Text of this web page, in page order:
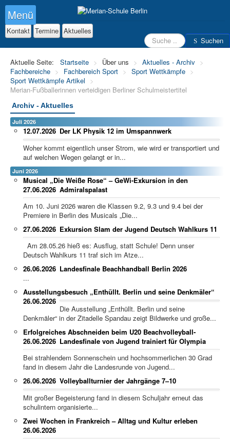
Suchen Suchen
Kontakt Termine Aktuelles
Menü
Aktuelle Seite: Startseite > Über uns > Aktuelles - Archiv >
Fachbereiche > Fachbereich Sport > Sport Wettkämpfe >
Sport Wettkämpfe Artikel
>
Merian-Fußballerinnen verteidigen Berliner Schulmeistertitel
Archiv - Aktuelles
Juli 2026
Der LK Physik 12 im Umspannwerk
12.07.2026
Woher kommt eigentlich unser Strom, wie wird er transportiert und
auf welchen Wegen gelangt er in...
Juni 2026
Musical „Die Weiße Rose“ – GeWi-Exkursion in den
Admiralspalast
27.06.2026
Am 10. Juni 2026 waren die Klassen 9.2, 9.3 und 9.4 bei der
Premiere in Berlin des Musicals „Die...
Exkursion Slam der Jugend Deutsch Wahlkurs 11
27.06.2026
Am 28.05.26 hieß es: Ausflug, statt Schule! Denn unser
Deutsch Wahlkurs 11 traf sich im Atze...
Landesfinale Beachhandball Berlin 2026
26.06.2026
...
Ausstellungsbesuch „Enthüllt. Berlin und seine Denkmäler“
26.06.2026
Die Ausstellung „Enthüllt. Berlin und seine
Denkmäler“ in der Zitadelle Spandau zeigt Bildwerke und große...
Erfolgreiches Abschneiden beim U20 Beachvolleyball-
Landesfinale von Jugend trainiert für Olympia
26.06.2026
Bei strahlendem Sonnenschein und hochsommerlichen 30 Grad
fand in diesem Jahr die Landesrunde von Jugend...
Volleyballturnier der Jahrgänge 7–10
26.06.2026
Mit großer Begeisterung fand in diesem Schuljahr erneut das
schulintern organisierte...
Zwei Wochen in Frankreich – Alltag und Kultur erleben
26.06.2026